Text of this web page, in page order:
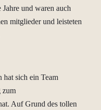
und waren auch
mitglieder und leisteten
hat sich ein Team
zum
Auf Grund des tollen